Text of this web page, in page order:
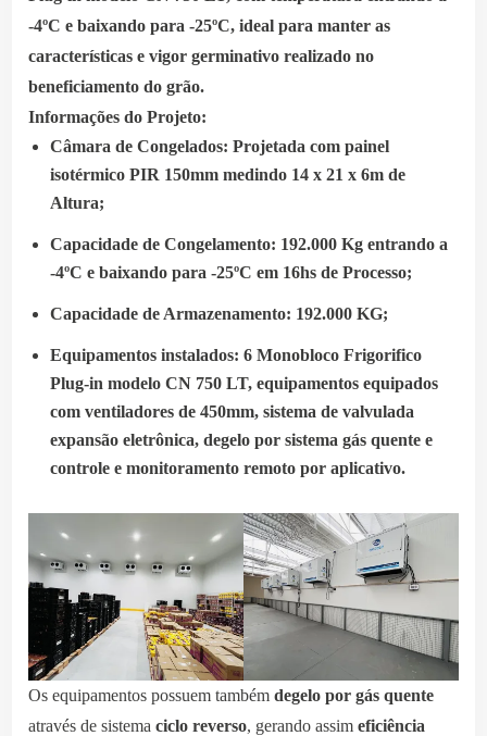
-4ºC e baixando para -25ºC, ideal para manter as
características e vigor germinativo realizado no
beneficiamento do grão.
Informações do Projeto:
Câmara de Congelados: Projetada com painel
isotérmico PIR 150mm medindo 14 x 21 x 6m de
Altura;
Capacidade de Congelamento: 192.000 Kg entrando a
-4ºC e baixando para -25ºC em 16hs de Processo;
Capacidade de Armazenamento: 192.000 KG;
Equipamentos instalados: 6 Monobloco Frigorifico
Plug-in modelo CN 750 LT, equipamentos equipados
com ventiladores de 450mm, sistema de valvulada
expansão eletrônica, degelo por sistema gás quente e
controle e monitoramento remoto por aplicativo.
Os equipamentos possuem também degelo por gás quente
através de sistema ciclo reverso, gerando assim eficiência